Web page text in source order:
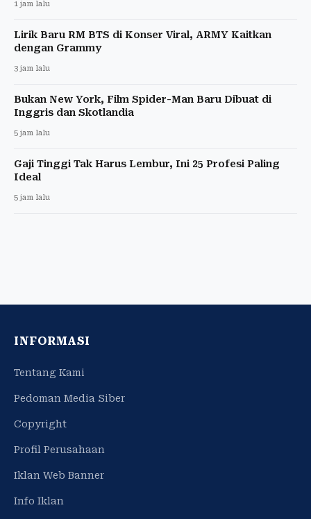
1 jam lalu
Lirik Baru RM BTS di Konser Viral, ARMY Kaitkan
dengan Grammy
3 jam lalu
Bukan New York, Film Spider-Man Baru Dibuat di
Inggris dan Skotlandia
5 jam lalu
Gaji Tinggi Tak Harus Lembur, Ini 25 Profesi Paling
Ideal
5 jam lalu
INFORMASI
Tentang Kami
Pedoman Media Siber
Copyright
Profil Perusahaan
Iklan Web Banner
Info Iklan